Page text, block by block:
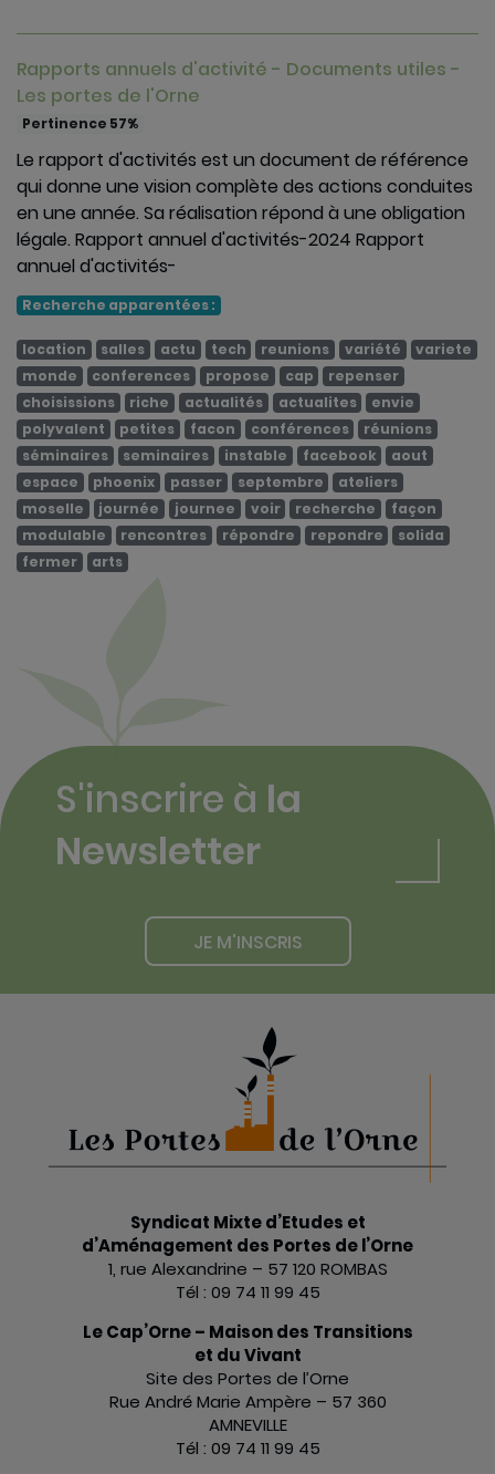
Rapports annuels d'activité - Documents utiles -
Les portes de l'Orne
Pertinence 57%
Le rapport d'activités est un document de référence
qui donne une vision complète des actions conduites
en une année. Sa réalisation répond à une obligation
légale. Rapport annuel d'activités-2024 Rapport
annuel d'activités-
Recherche apparentées :
location salles actu tech reunions variété
variete
monde
conferences propose cap
repenser
choisissions
riche actualités actualites
envie
polyvalent
petites facon conférences
réunions
séminaires
seminaires instable facebook
aout
espace
phoenix passer septembre
ateliers
moselle
journée journee voir recherche
façon
modulable
rencontres répondre repondre
solida
fermer
arts
S'inscrire à la
Newsletter
JE M'INSCRIS
Syndicat Mixte d’Etudes et
d’Aménagement des Portes de l’Orne
1, rue Alexandrine – 57 120 ROMBAS
Tél : 09 74 11 99 45
Le Cap’Orne – Maison des Transitions
et du Vivant
Site des Portes de l’Orne
Rue André Marie Ampère – 57 360
AMNEVILLE
Tél : 09 74 11 99 45